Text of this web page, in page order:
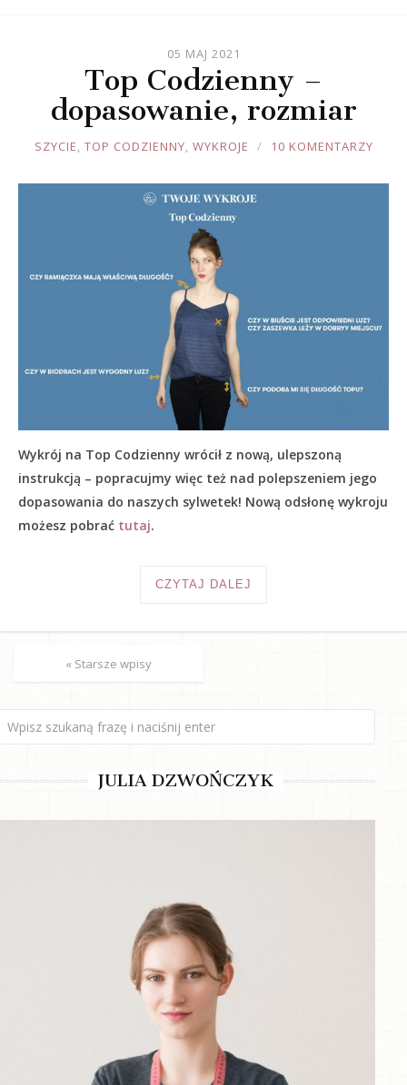
05 MAJ 2021
Top Codzienny –
dopasowanie, rozmiar
JOULE
SZYCIE, TOP CODZIENNY, WYKROJE 10 KOMENTARZY
Wykrój na Top Codzienny wrócił z nową, ulepszoną
instrukcją – popracujmy więc też nad polepszeniem jego
dopasowania do naszych sylwetek! Nową odsłonę wykroju
możesz pobrać tutaj.
CZYTAJ DALEJ
« Starsze wpisy
JULIA DZWOŃCZYK